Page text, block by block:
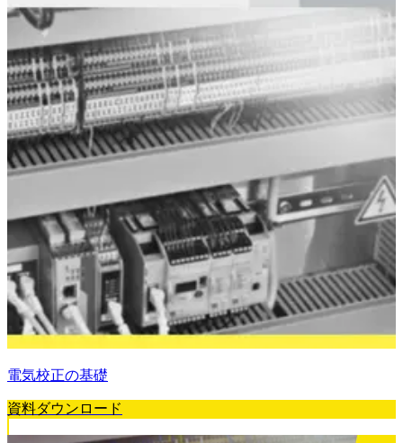
電気校正の基礎
資料ダウンロード